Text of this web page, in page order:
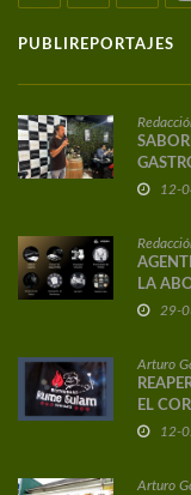
PUBLIREPORTAJES
DE12-
LA
29-
Arturo
EL
12-
Arturo